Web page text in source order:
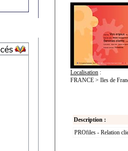
Localisation :
FRANCE > Iles de
Description :
PROfiles - Relation